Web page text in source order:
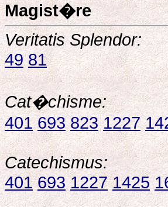
Magist�re
Veritatis Splendor:
49 81
Cat�chisme:
401 693 823 1227
Catechismus:
401 693 1227 1425